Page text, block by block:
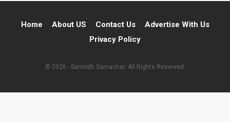
Home About US Contact Us
Advertise With Us
Privacy Policy
© 2026 - Samridh Samachar. All Rights Reserved.